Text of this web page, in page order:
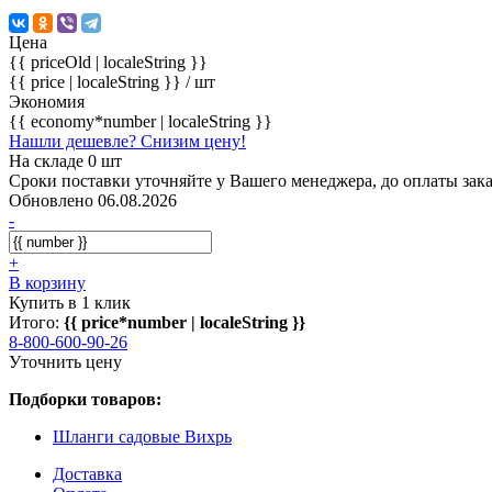
Цена
{{ priceOld | localeString }}
{{ price | localeString }} / шт
Экономия
{{ economy*number | localeString }}
Нашли дешевле? Снизим цену!
На складе 0 шт
Сроки поставки уточняйте у Вашего менеджера, до оплаты
Обновлено 06.08.2026
-
+
В корзину
Купить в 1 клик
Итого: {{ price*number | localeString }}
8-800-600-90-26
Уточнить цену
Подборки товаров:
Шланги садовые Вихрь
Доставка